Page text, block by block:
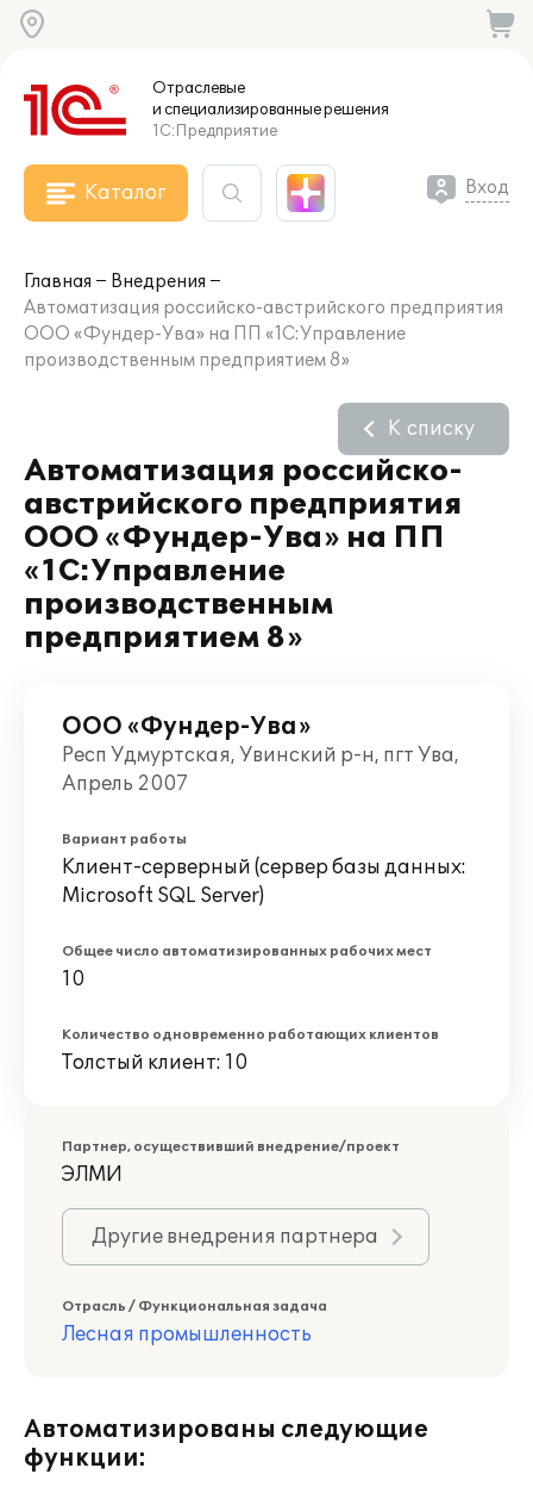
Отраслевые
и специализированныерешения
1С:Предприятие
Каталог Вход
Главная
Внедрения
Автоматизация российско-австрийского предприятия
ООО «Фундер-Ува» на ПП «1С:Управление
производственным предприятием 8»
Автоматизация российско-
австрийского предприятия
ООО «Фундер-Ува» на ПП
«1С:Управление
производственным
предприятием 8»
К списку
ООО «Фундер-Ува»
Респ Удмуртская, Увинский р-н, пгт Ува,
Апрель 2007
Вариант работы
Клиент-серверный (сервер базы данных:
Microsoft SQL Server)
Общее число автоматизированных рабочих мест
10
Количество одновременно работающих клиентов
Толстый клиент: 10
Партнер, осуществивший внедрение/проект
ЭЛМИ
Другие внедрения партнера
Отрасль / Функциональная задача
Лесная промышленность
Автоматизированы следующие
функции: